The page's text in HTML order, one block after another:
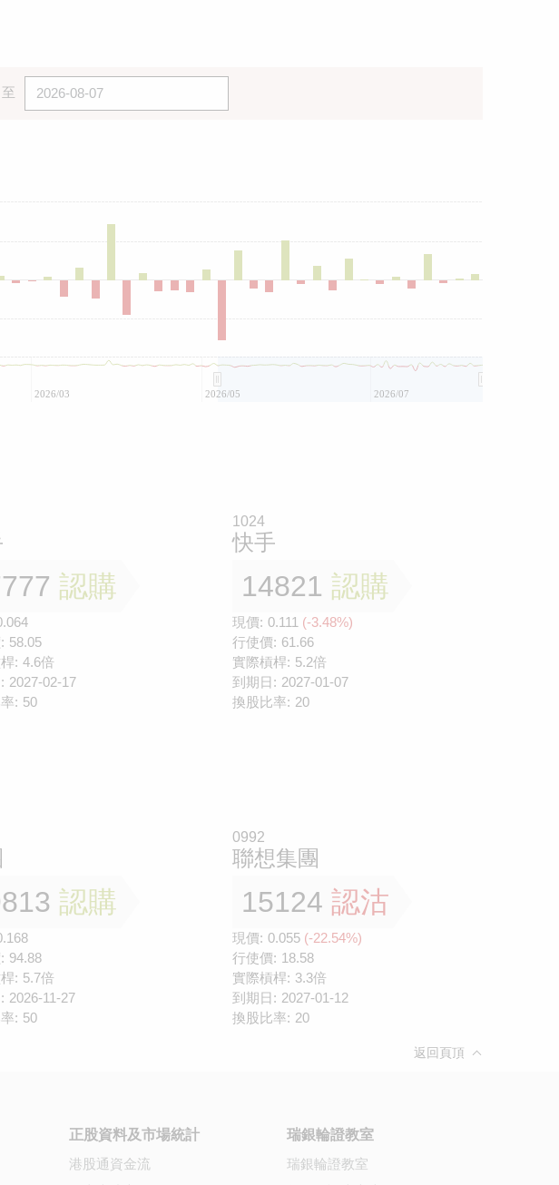
至
2026/03 2026/05 2026/07
認購
58.05
: 4.6倍
2027-02-17
: 50
1024
快手
14821 認購
現價: 0.111 (-3.48%)
行使價: 61.66
實際槓桿: 5.2倍
到期日: 2027-01-07
換股比率: 20
認購
94.88
: 5.7倍
2026-11-27
: 50
0992
聯想集團
15124 認沽
現價: 0.055 (-22.54%)
行使價: 18.58
實際槓桿: 3.3倍
到期日: 2027-01-12
換股比率: 20
返回頁頂
正股資料及市場統計
港股通資金流
瑞銀輪證教室
瑞銀輪證教室